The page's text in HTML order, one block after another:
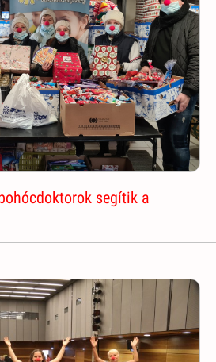
segítik a